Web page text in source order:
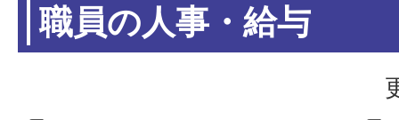
職員の人事・給与